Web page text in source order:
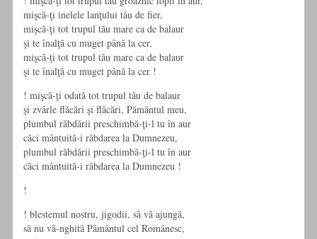
mişcă-ţi inelele lanţului tău de fier,
mişcă-ţi tot trupul tău mare ca de balaur
şi te înalţă cu muget până la cer,
mişcă-ţi tot trupul tău mare ca de balaur
şi te înalţă cu muget până la cer !
! mişcă-ţi odată tot trupul tău de balaur
şi zvârle flăcări şi flăcări, Pământul meu,
plumbul răbdării preschimbă-ţi-l tu în aur
căci mântuită-i răbdarea la Dumnezeu,
plumbul răbdării preschimbă-ţi-l tu în aur
căci mântuită-i răbdarea la Dumnezeu !
!
! blestemul nostru, jigodii, să vă ajungă,
să nu vă-nghită Pământul cel Românesc,